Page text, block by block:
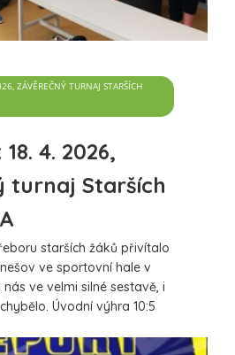
4. 2026,
turnaj Starších
starších žáků přivítalo
ve sportovní hale v
nás ve velmi silné sestavě, i
Úvodní výhra 10:5
nás posunuli do finále prvního
ZÁVĚREČNÝ TURNAJ STARŠÍCH